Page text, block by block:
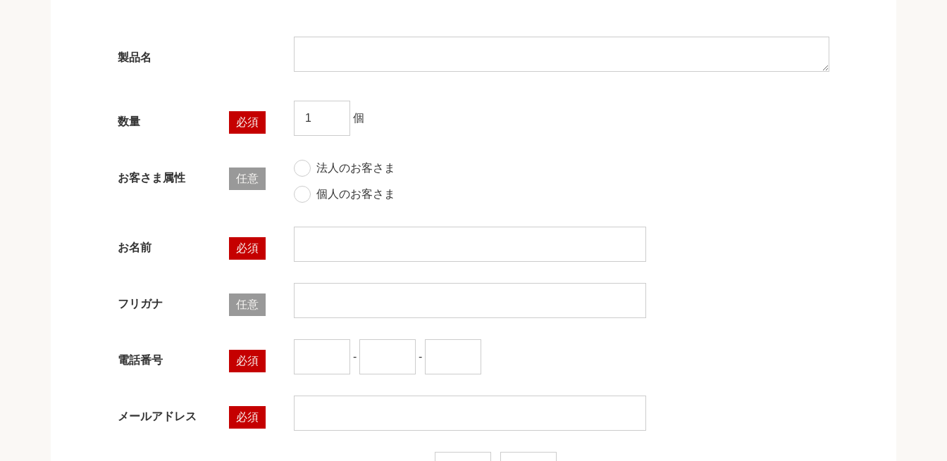
製品名
数量 必須 個
お客さま属性 任意
法人のお客さま
個人のお客さま
お名前 必須
フリガナ 任意
電話番号 必須 - -
メールアドレス 必須